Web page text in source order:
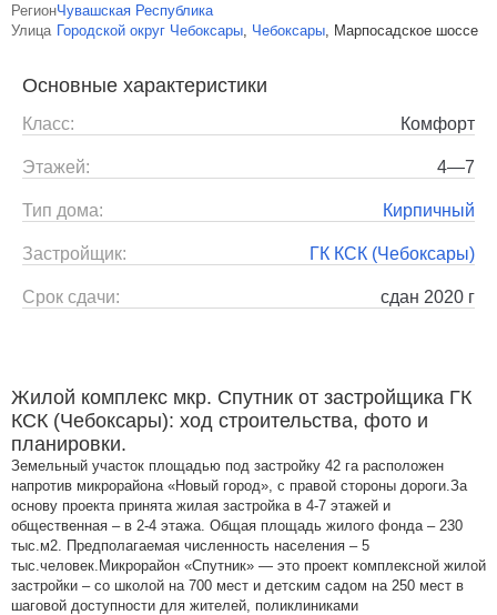
РегионЧувашская Республика
Улица Городской округ Чебоксары, Чебоксары, Марпосадское шоссе
Основные характеристики
Класс: Комфорт
Этажей: 4—7
Тип дома: Кирпичный
Застройщик: ГК КСК (Чебоксары)
Срок сдачи: сдан 2020 г
Жилой комплекс мкр. Спутник от застройщика ГК
КСК (Чебоксары): ход строительства, фото и
планировки.
Земельный участок площадью под застройку 42 га расположен
напротив микрорайона «Новый город», с правой стороны дороги.За
основу проекта принята жилая застройка в 4-7 этажей и
общественная – в 2-4 этажа. Общая площадь жилого фонда – 230
тыс.м2. Предполагаемая численность населения – 5
тыс.человек.Микрорайон «Спутник» — это проект комплексной жилой
застройки – со школой на 700 мест и детским садом на 250 мест в
шаговой доступности для жителей, поликлиниками